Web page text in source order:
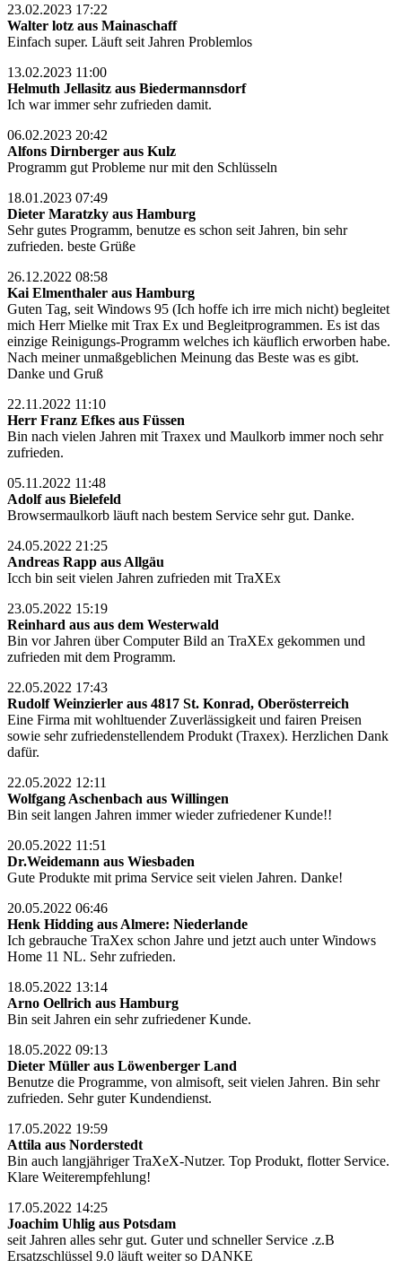
23.02.2023 17:22
Walter lotz aus Mainaschaff
Einfach super. Läuft seit Jahren Problemlos
13.02.2023 11:00
Helmuth Jellasitz aus Biedermannsdorf
Ich war immer sehr zufrieden damit.
06.02.2023 20:42
Alfons Dirnberger aus Kulz
Programm gut Probleme nur mit den Schlüsseln
18.01.2023 07:49
Dieter Maratzky aus Hamburg
Sehr gutes Programm, benutze es schon seit Jahren, bin sehr
zufrieden. beste Grüße
26.12.2022 08:58
Kai Elmenthaler aus Hamburg
Guten Tag, seit Windows 95 (Ich hoffe ich irre mich nicht) begleitet
mich Herr Mielke mit Trax Ex und Begleitprogrammen. Es ist das
einzige Reinigungs-Programm welches ich käuflich erworben habe.
Nach meiner unmaßgeblichen Meinung das Beste was es gibt.
Danke und Gruß
22.11.2022 11:10
Herr Franz Efkes aus Füssen
Bin nach vielen Jahren mit Traxex und Maulkorb immer noch sehr
zufrieden.
05.11.2022 11:48
Adolf aus Bielefeld
Browsermaulkorb läuft nach bestem Service sehr gut. Danke.
24.05.2022 21:25
Andreas Rapp aus Allgäu
Icch bin seit vielen Jahren zufrieden mit TraXEx
23.05.2022 15:19
Reinhard aus aus dem Westerwald
Bin vor Jahren über Computer Bild an TraXEx gekommen und
zufrieden mit dem Programm.
22.05.2022 17:43
Rudolf Weinzierler aus 4817 St. Konrad, Oberösterreich
Eine Firma mit wohltuender Zuverlässigkeit und fairen Preisen
sowie sehr zufriedenstellendem Produkt (Traxex). Herzlichen Dank
dafür.
22.05.2022 12:11
Wolfgang Aschenbach aus Willingen
Bin seit langen Jahren immer wieder zufriedener Kunde!!
20.05.2022 11:51
Dr.Weidemann aus Wiesbaden
Gute Produkte mit prima Service seit vielen Jahren. Danke!
20.05.2022 06:46
Henk Hidding aus Almere: Niederlande
Ich gebrauche TraXex schon Jahre und jetzt auch unter Windows
Home 11 NL. Sehr zufrieden.
18.05.2022 13:14
Arno Oellrich aus Hamburg
Bin seit Jahren ein sehr zufriedener Kunde.
18.05.2022 09:13
Dieter Müller aus Löwenberger Land
Benutze die Programme, von almisoft, seit vielen Jahren. Bin sehr
zufrieden. Sehr guter Kundendienst.
17.05.2022 19:59
Attila aus Norderstedt
Bin auch langjähriger TraXeX-Nutzer. Top Produkt, flotter Service.
Klare Weiterempfehlung!
17.05.2022 14:25
Joachim Uhlig aus Potsdam
seit Jahren alles sehr gut. Guter und schneller Service .z.B
Ersatzschlüssel 9.0 läuft weiter so DANKE